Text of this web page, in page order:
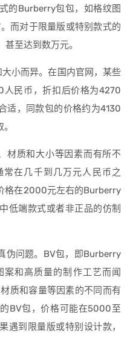
的Burberry包包，如格纹图
而对于限量版或特别款式的
至达到数万元。
小而异。在国内官网，某些
人民币，折扣后价格为4270
适，同款包的价格约为4130
材质和大小等因素而有所不
在几千到几万元人民币之
格在2000元左右的Burberry
低端款式或者非正品的仿制
伪问题。BV包，即Burberry
和高质量的制作工艺而闻
质和容量等因素的不同而有
BV包，价格可能在5000至
遇到限量版或特别设计款，